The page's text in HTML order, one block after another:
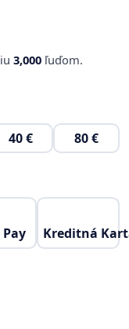
3,000 ľuďom.
40 € 80 €
Kreditná